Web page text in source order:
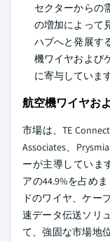
セクターからの
の増加によって
ハブへと発展す
機ワイヤおよび
に寄与しています
航空機ワイヤお
市場は、TE
Associates、
ーが主導していま
アの44.9%を占め
ドのワイヤ、ケー
速データ伝送ソリ
て、強固な市場地